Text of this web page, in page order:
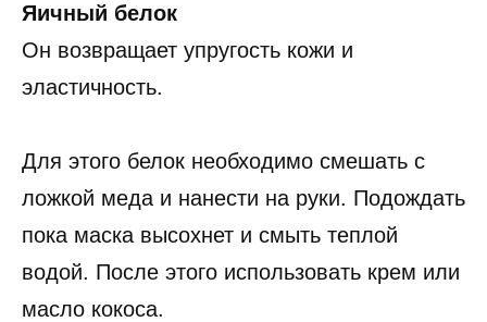
Яичный белок
Он возвращает упругость кожи и
эластичность.
Для этого белок необходимо смешать с
ложкой меда и нанести на руки. Подождать
пока маска высохнет и смыть теплой
водой. После этого использовать крем или
масло кокоса.